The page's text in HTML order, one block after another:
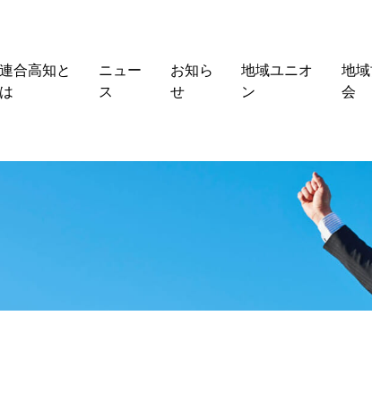
連合高知と
は
ニュー
ス
お知ら
せ
地域ユニオ
ン
地
会